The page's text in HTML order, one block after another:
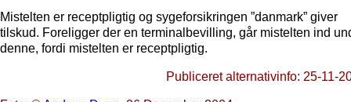
Mistelten er receptpligtig og sygeforsikringen ”danmark” giver
tilskud. Foreligger der en terminalbevilling, går mistelten ind
denne, fordi mistelten er receptpligtig.
Publiceret alternativinfo: 25-11-